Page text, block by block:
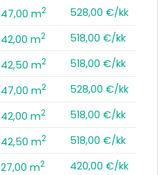
47,00 m2
528,00 €/kk
42,00 m2
518,00 €/kk
42,50 m2
518,00 €/kk
47,00 m2
528,00 €/kk
42,00 m2
518,00 €/kk
42,50 m2
518,00 €/kk
27,00 m2
420,00 €/kk